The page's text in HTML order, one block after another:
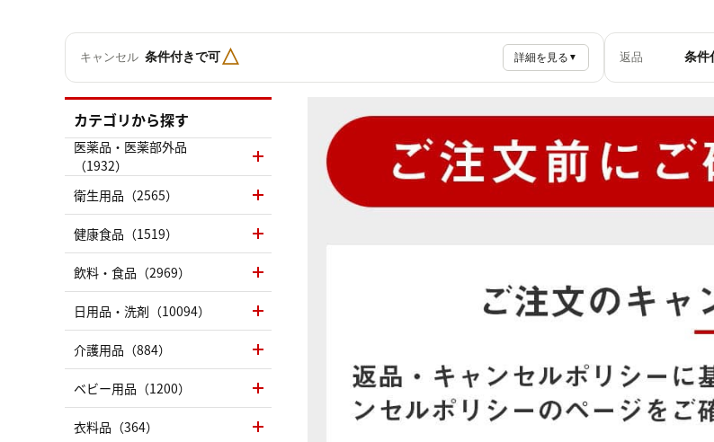
キャンセル 条件付きで可△ 詳細を見る ▼ 返品 条件
カテゴリから探す
医薬品・医薬部外品
（1932）
衛生用品（2565）
健康食品（1519）
飲料・食品（2969）
日用品・洗剤（10094）
介護用品（884）
ベビー用品（1200）
衣料品（364）